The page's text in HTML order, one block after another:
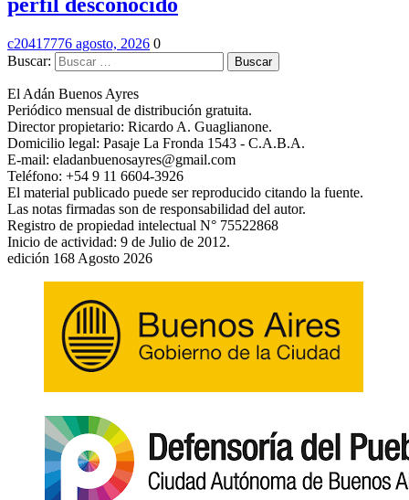
c20417776 agosto, 2026 0
Buscar:
El Adán Buenos Ayres
Periódico mensual de distribución gratuita.
Director propietario: Ricardo A. Guaglianone.
Domicilio legal: Pasaje La Fronda 1543 - C.A.B.A.
E-mail: eladanbuenosayres@gmail.com
Teléfono: +54 9 11 6604-3926
El material publicado puede ser reproducido citando la fuente.
Las notas firmadas son de responsabilidad del autor.
Registro de propiedad intelectual N° 75522868
Inicio de actividad: 9 de Julio de 2012.
edición 168 Agosto 2026